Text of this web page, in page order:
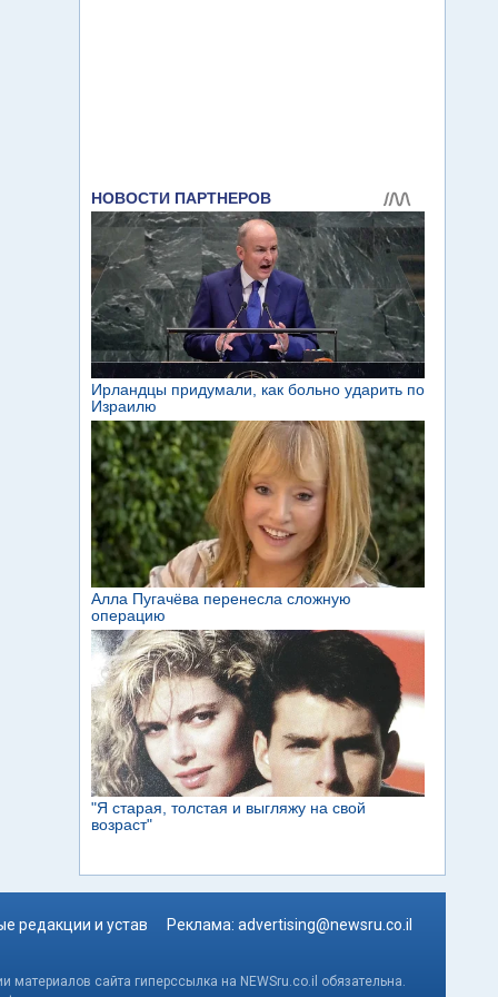
редакции и устав Реклама: advertising@newsru.co.il
сайта гиперссылка на NEWSru.co.il обязательна.